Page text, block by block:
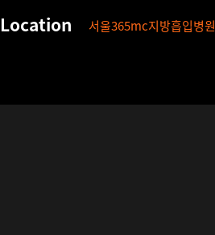
서울365mc지방흡입병원